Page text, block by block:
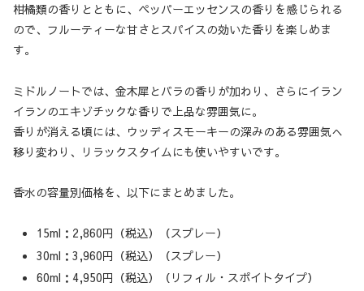
柑橘類の香りとともに、ペッパーエッセンスの香りを感じられる
ので、フルーティーな甘さとスパイスの効いた香りを楽しめま
す。
ミドルノートでは、金木犀とバラの香りが加わり、さらにイラン
イランのエキゾチックな香りで上品な雰囲気に。
香りが消える頃には、ウッディスモーキーの深みのある雰囲気へ
移り変わり、リラックスタイムにも使いやすいです。
香水の容量別価格を、以下にまとめました。
15ml：2,860円（税込）（スプレー）
30ml：3,960円（税込）（スプレー）
60ml：4,950円（税込）（リフィル・スポイトタイプ）